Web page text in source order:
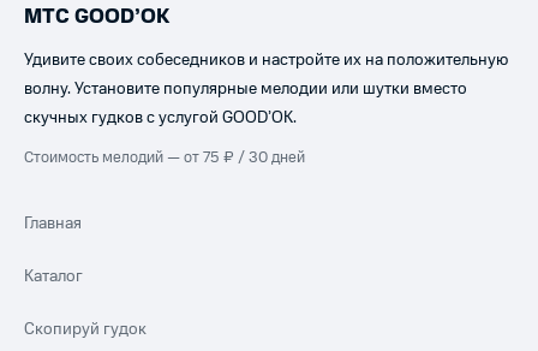
МТС GOOD’OK
Удивите своих собеседников и настройте их на положительную
волну. Установите популярные мелодии или шутки вместо
скучных гудков с услугой GOOD’OK.
Стоимость мелодий — от 75 ₽ / 30 дней
Главная
Каталог
Скопируй гудок